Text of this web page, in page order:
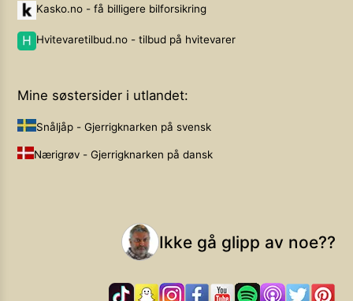
Kasko.no - få billigere bilforsikring
Hvitevaretilbud.no - tilbud på hvitevarer
Mine søstersider i utlandet:
Snåljåp - Gjerrigknarken på svensk
Nærigrøv - Gjerrigknarken på dansk
Ikke gå glipp av noe??